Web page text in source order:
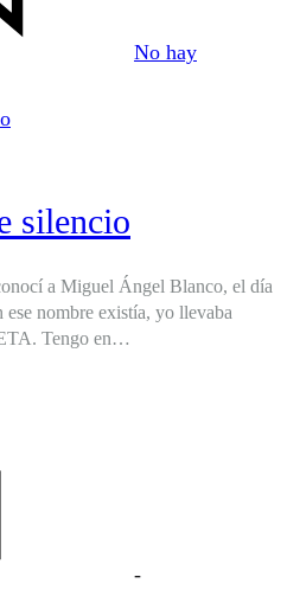
No hay
silencio
a Miguel Ángel Blanco, el día
ese nombre existía, yo llevaba
Tengo en…
-